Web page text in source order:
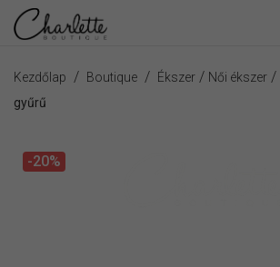
Kezdőlap / Boutique / Ékszer / Női ékszer /
gyűrű
-20%